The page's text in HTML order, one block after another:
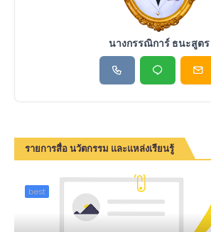
นางกรรณิการ์ ธนะสูตร
รายการสื่อ นวัตกรรม และแหล่งเรียนรู้
best